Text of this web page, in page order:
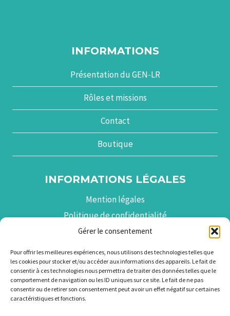
Gérer le consentement
Pour offrir les meilleures expériences, nous utilisons des technologies telles que
les cookies pour stocker et/ou accéder aux informations des appareils. Le fait de
consentir à ces technologies nous permettra de traiter des données telles que le
comportement de navigation ou les ID uniques sur ce site. Le fait de ne pas
consentir ou de retirer son consentement peut avoir un effet négatif sur certaines
caractéristiques et fonctions.
INFORMATIONS
Présentation du GEN-LR
Rôles et missions
Contact
Boutique
INFORMATIONS LÉGALES
Mention légales
Politique de confidentialité
Politique de cookies (UE)
© 2026 Association du Groupe d'Études en
Néonatalogie du Languedoc-Roussillon